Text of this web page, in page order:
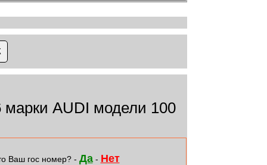
AUDI модели 100
Ваш гос номер? - Да- Нет